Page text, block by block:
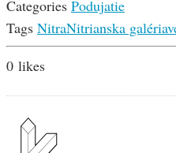
Categories Podujatie
Tags NitraNitrianska galéria
0 likes